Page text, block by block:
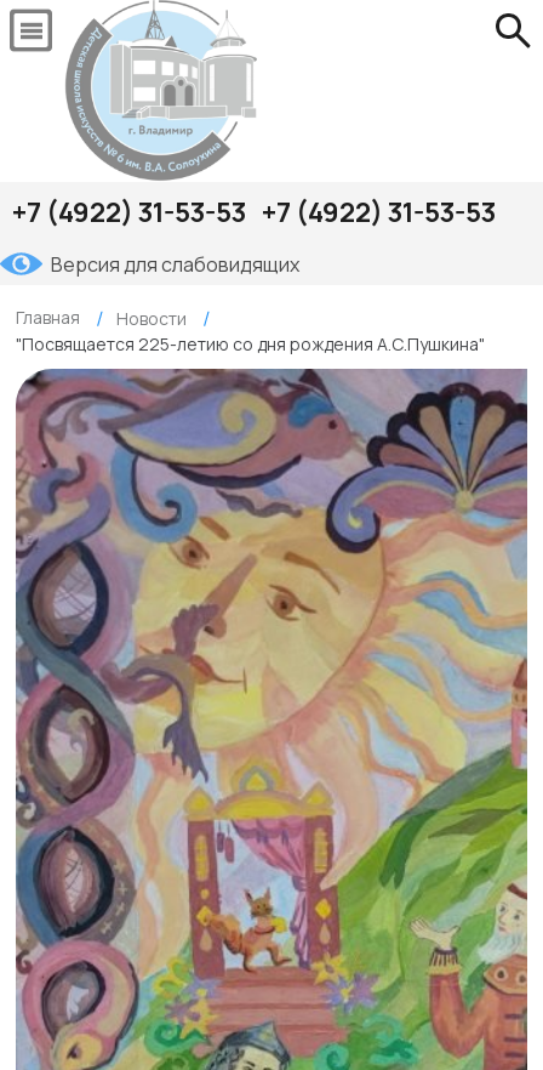
+7 (4922) 31-53-53 +7 (4922) 31-53-53
Версия для слабовидящих
Главная
Новости
"Посвящается 225-летию со дня рождения А.С.Пушкина"